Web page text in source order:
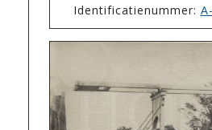
Identificatienummer: